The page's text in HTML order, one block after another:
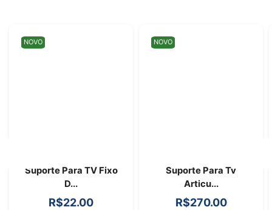
NOVO
Suporte Para TV Fixo
D...
R$22.00
NOVO
Suporte Para Tv
Articu...
R$270.00